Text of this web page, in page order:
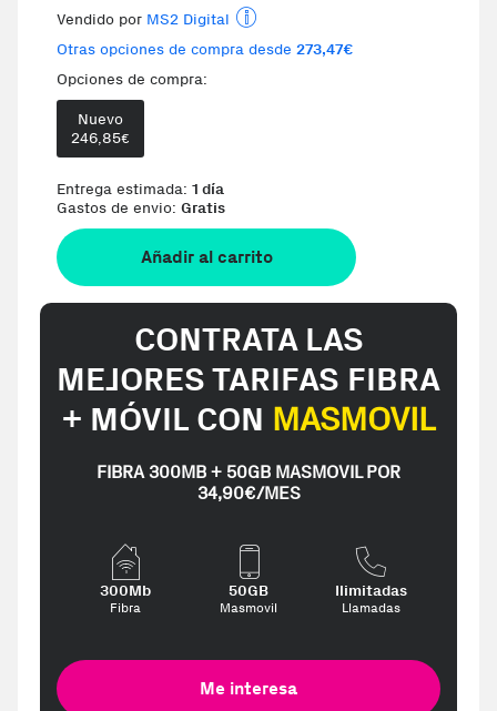
Vendido por MS2 Digital
Otras opciones de compra desde 273,47€
Opciones de compra:
Nuevo
246,85€
Entrega estimada: 1 día
Gastos de envio: Gratis
Añadir al carrito
CONTRATA LAS
MEJORES TARIFAS FIBRA
+ MÓVIL CON MASMOVIL
FIBRA 300MB + 50GB MASMOVIL POR
34,90€/MES
300Mb
Fibra
50GB
Masmovil
Ilimitadas
Llamadas
Me interesa